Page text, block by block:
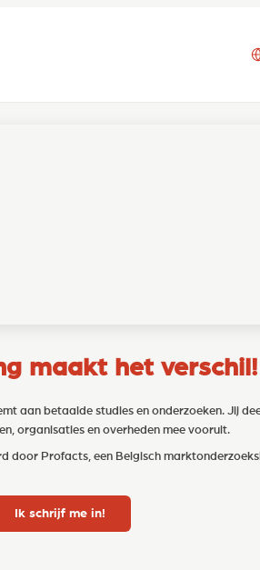
maakt het verschil!
aan betaalde studies en onderzoeken. Jij
organisaties en overheden mee vooruit.
door Profacts, een Belgisch
Ik schrijf me in!